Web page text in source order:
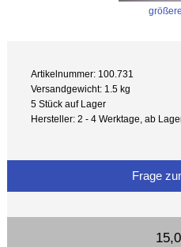
Artikelnummer: 100.731
Versandgewicht: 1.5 kg
5 Stück auf Lager
Hersteller: 2 - 4 Werktage, ab
Frage